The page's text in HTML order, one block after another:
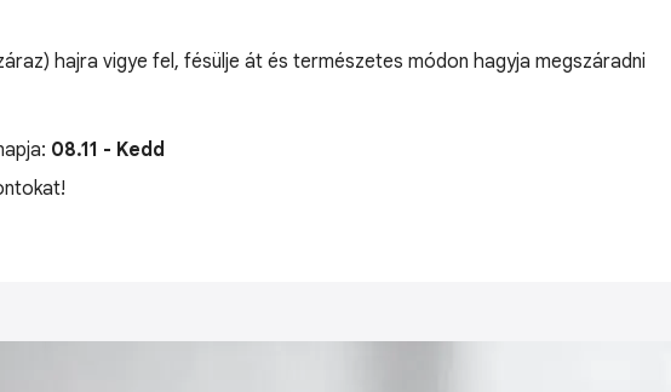
hajra vigye fel, fésülje át és természetes módon hagyja megszáradni
08.11 - Kedd